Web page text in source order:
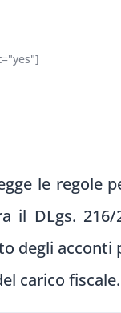
le regole
il DLgs.
degli
carico fiscale.